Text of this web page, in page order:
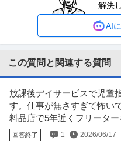
専用住宅 ／ 常勤(日勤+夜勤)
シマダリビングパートナーズ株式
テラス赤羽
交通費
月給26.2万円〜30万円
理者業務 自社運営の高齢者…続きを
社会福祉士 ／ 生活相談員 ／
み)
株式会社nCSリハビリデイサービ
新着 契約社員 未経験OK 交通
月給26.2万円
解決
AI
この質問と関連する質問
放課後デイサービスで児童
す。仕事が無さすぎて怖い
料品店で5年近くフリータ
回答終了 1 2026/06/17